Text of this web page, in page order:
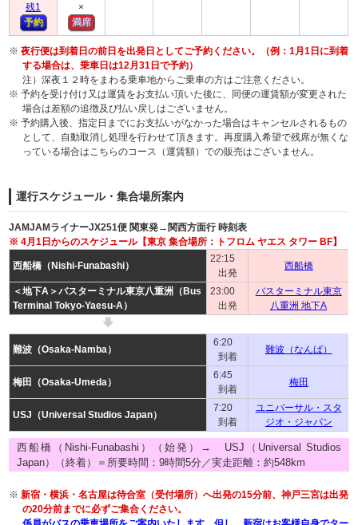
残1
予約
×
満席
※夜行便は到着日の前日を出発日としてご予約ください。（例：1月1日に到着
する場合は、乗車日は12月31日で予約）
注）深夜１２時をまわる乗車地からご乗車の方はご注意ください。
※ 予約を受け付け又は運賃をお支払い頂いた後に、同便の運賃額が変更された
場合は差額の追徴及び払い戻しはございません。
※ 予約購入後、指定日までにお支払いがなかった場合はキャンセルされるもの
として、自動取消し処理を行わせて頂きます。再度購入希望で残席が無くな
っている場合はこちらのコース（運賃額）での販売はございません。
運行スケジュール・集合場所案内
JAMJAMライナーJX251便 関東発→関西方面行 時刻表
※ 4月1日からのスケジュール【東京 集合場所：トフロム ヤエス タワー BF】
西船橋（Nishi-Funabashi）
22:15
出発
西船橋
＜地下A＞バスターミナル東京八重洲（Bus
Terminal Tokyo-Yaesu-A）
23:00
出発
バスターミナル東京
八重洲 地下A
難波（Osaka-Namba）
6:20
到着
難波（なんば）
梅田（Osaka-Umeda）
6:45
到着
梅田
USJ（Universal Studios Japan）
7:20
到着
ユニバーサル・スタ
ジオ・ジャパン
西船橋（Nishi-Funabashi）（始発）→ USJ（Universal Studios
Japan）（終着）＝所要時間：9時間5分／実走距離：約548km
※新宿・横浜・名古屋は待合室（受付場所）へ出発の15分前、神戸三宮は出発
の20分前までに必ずご集合ください。